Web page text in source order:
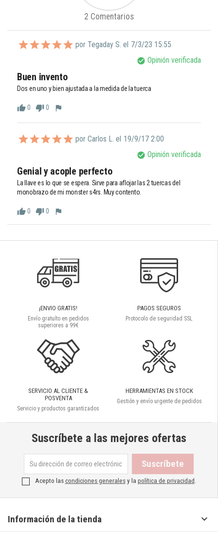
2 Comentarios
por Tegaday S. el 7/3/23 15:55
check_circle Opinión verificada
Buen invento
Dos en uno y bien ajustada a la medida de la tuerca
thumb_up0 thumb_down0 flag
por Carlos L. el 19/9/17 2:00
check_circle Opinión verificada
Genial y acople perfecto
La llave es lo que se espera. Sirve para aflojar las 2 tuercas del
monobrazo de mi monster s4rs. Muy contento.
thumb_up0 thumb_down0 flag
¡ENVIO GRATIS!
Envío gratuíto en pedidos
superiores a 99€
PAGOS SEGUROS
Protocolo de seguridad SSL
SERVICIO AL CLIENTE &
POSVENTA
Servicio y productos garantizados
HERRAMIENTAS EN STOCK
Gestión y envío urgente de pedidos
Suscríbete a las mejores ofertas
Acepto lascondiciones generalesy la política de privacidad
Información de la tienda 